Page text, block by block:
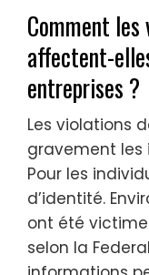
Comment les
affectent-
entreprises ?
Les violations
gravement les
Pour les
d’identité.
ont été
selon la